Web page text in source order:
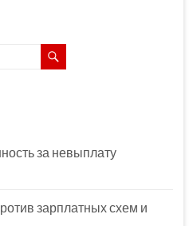
за невыплату
зарплатных схем и